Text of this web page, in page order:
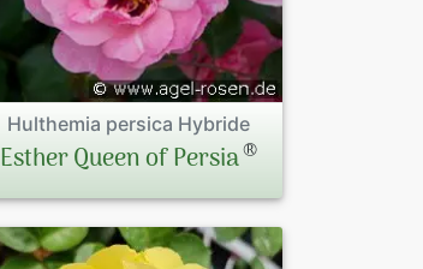
Hulthemia persica Hybride
Esther Queen of Persia®